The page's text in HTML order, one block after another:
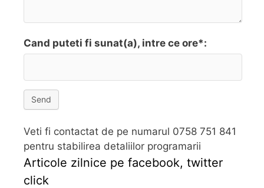
Cand puteti fi sunat(a), intre ce ore*:
Send
Veti fi contactat de pe numarul 0758 751 841
pentru stabilirea detaliilor programarii
Articole zilnice pe facebook, twitter
click